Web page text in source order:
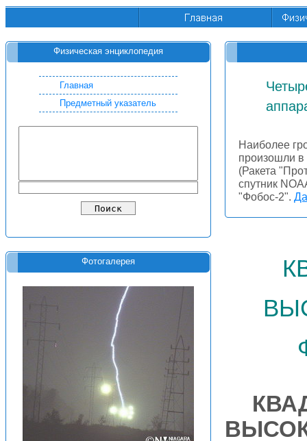
Физическая энциклопедия
Главная
Предметный указатель
Фотогалерея
Наиболее
произошли в
(Ракета
спутник
"Фобос-2".